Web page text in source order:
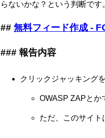
らないかな？という判断です
無料フィード作成 -
報告内容
クリックジャッキング
OWASP ZAPとか
ただ、このサイト